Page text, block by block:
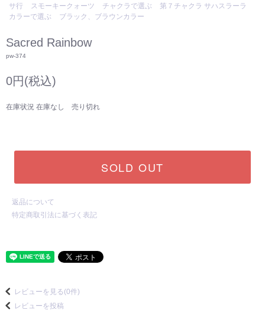
サ行
スモーキークォーツ チャクラで選ぶ
第７チャクラ サハスラーラ
カラーで選ぶ
ブラック、ブラウンカラー
Sacred Rainbow
pw-374
0円(税込)
在庫状況 在庫なし 売り切れ
SOLD OUT
返品について
特定商取引法に基づく表記
レビューを見る(0件)
レビューを投稿